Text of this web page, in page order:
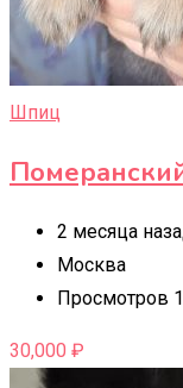
Шпиц
2 месяца
Москва
Просмотров
30,000 ₽